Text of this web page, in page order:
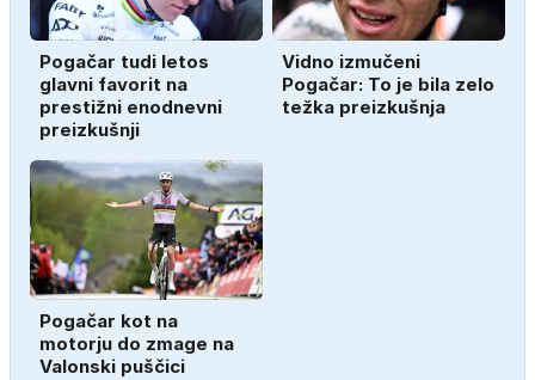
Pogačar tudi letos
glavni favorit na
prestižni enodnevni
preizkušnji
Vidno izmučeni
Pogačar: To je bila zelo
težka preizkušnja
Pogačar kot na
motorju do zmage na
Valonski puščici